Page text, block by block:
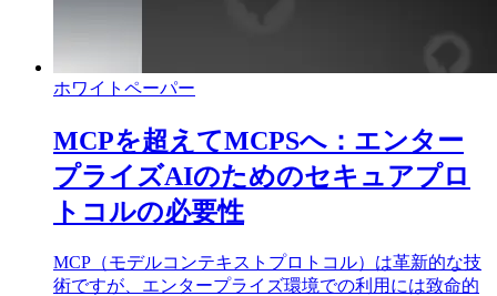
ホワイトペーパー
MCPを超えてMCPSへ：エンター
プライズAIのためのセキュアプロ
トコルの必要性
MCP（モデルコンテキストプロトコル）は革新的な技
術ですが、エンタープライズ環境での利用には致命的